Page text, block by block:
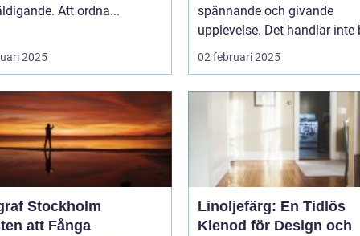
Att ordna...
2025
spännande och givande
upplevelse. Det handlar inte
02 februari 2025
Stockholm
att Fånga
Linoljefärg: En Tidlös
Klenod för Design och